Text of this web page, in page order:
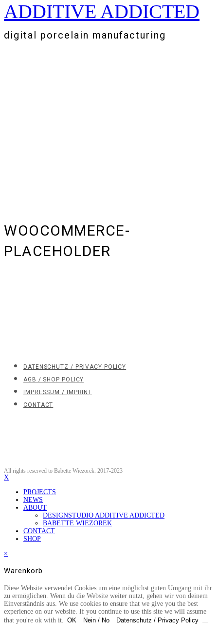
Zum
Inhalt
springen
ADDITIVE ADDICTED
digital porcelain manufacturing
WOOCOMMERCE-
PLACEHOLDER
DATENSCHUTZ / PRIVACY POLICY
AGB / SHOP POLICY
IMPRESSUM / IMPRINT
CONTACT
All rights reserved to Babette Wiezorek. 2017-2023
X
PROJECTS
NEWS
ABOUT
DESIGNSTUDIO ADDITIVE ADDICTED
BABETTE WIEZOREK
CONTACT
SHOP
×
Warenkorb
Diese Website verwendet Cookies um eine möglichst guten Umgang mit ihr
zu ermöglichen. Wenn du die Website weiter nutzt, gehen wir von deinem
Einverständnis aus. We use cookies to ensure that we give you the best
experience on our website. If you continue to use this site we will assume
that you're ok with it. OK Nein / No Datenschutz / Privacy Policy